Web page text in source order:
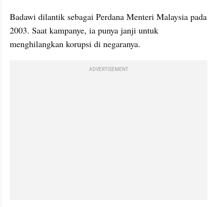
Badawi dilantik sebagai Perdana Menteri Malaysia pada
2003. Saat kampanye, ia punya janji untuk
menghilangkan korupsi di negaranya.
ADVERTISEMENT